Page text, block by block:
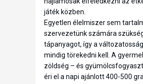
játék közben.
Egyetlen élelmiszer sem
szervezetünk számára
tápanyagot, így a
mindig törekedni kell. A
zöldség – és
éri el a napi ajánlott 400-500